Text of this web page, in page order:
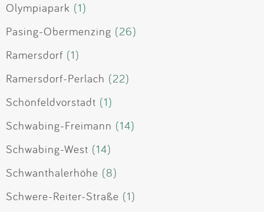
Olympiapark (1)
Pasing-Obermenzing (26)
Ramersdorf (1)
Ramersdorf-Perlach (22)
Schönfeldvorstadt (1)
Schwabing-Freimann (14)
Schwabing-West (14)
Schwanthalerhöhe (8)
Schwere-Reiter-Straße (1)